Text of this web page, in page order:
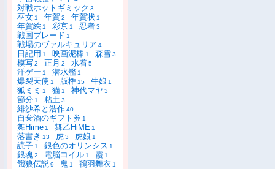
対戦ホットギミック 3
巫女 1 年賀2 年賀状 1
年賀絵 1 彩京 1 忍者3
戦国ブレード 1
戦場のヴァルキュリア 4
日記用 1 映画泥棒 1 森雪3
模写2 正月 2 水着5
洋ゲー 1 潜水艦 1
爆裂天使 1 版権 15 牛娘 1
狐ミミ 1 猫 1 神代マヤ 3
節分 1 粘土3
緋沙希と浩作40
自棄酒のギフト券 1
舞Hime 1 舞乙HiME 1
落書き 13 虎3 虎娘 1
読子 1 銀色のオリンシス 1
銀魂2 電脳コイル 1 霞 1
餓狼伝説9 鬼 1 鴇羽舞衣 1